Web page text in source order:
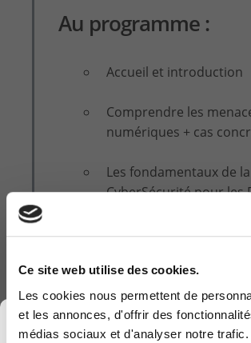
Ce site web utilise des cookies.
Les cookies nous permettent de
et les annonces, d'offrir des
médias sociaux et d'analyser notre trafic.
Au programme :
Accueil et introduction
Comprendre les
numériques + cas
Les fondamentaux de la
CyberSécurité pour les
Démystifier les risques
Solutions et outils
La directivce NIS 2 +